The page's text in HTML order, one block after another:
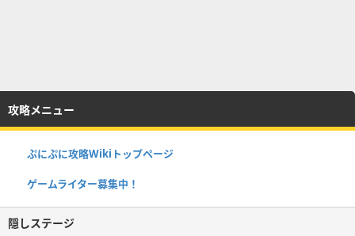
攻略メニュー
ぷにぷに攻略Wikiトップページ
ゲームライター募集中！
隠しステージ